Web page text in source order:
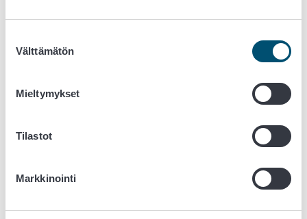
valinta
Välttämätön
Mieltymykset
Tilastot
Markkinointi
Koulujakelujärjestelmä eli koulumaitotuki ja
Tuetut tuotteet ja rajoitteet
Miten kerrot koulumaito- ja kouluhedelmätuesta?
Nekka on koulumaito- ja kouluhedelmätuen
Nekka sähköinen asiointipalvelu